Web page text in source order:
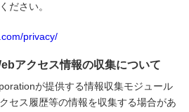
ださい。
privacy/
アクセス情報の収集について
が提供する情報収集モジュール
セス履歴等の情報を収集する場合があ